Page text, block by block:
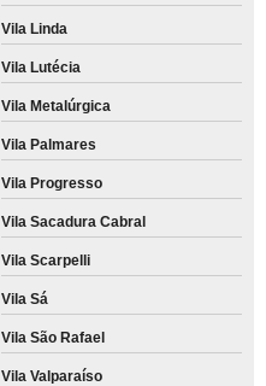
Vila Linda
Vila Lutécia
Vila Metalúrgica
Vila Palmares
Vila Progresso
Vila Sacadura Cabral
Vila Scarpelli
Vila Sá
Vila São Rafael
Vila Valparaíso